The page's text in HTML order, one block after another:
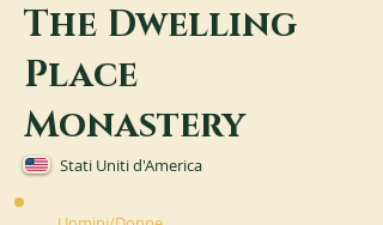
The Dwelling
Place
Monastery
Stati Uniti d'America